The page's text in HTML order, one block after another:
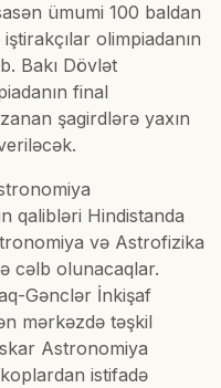
ümumi 100 baldan
olimpiadanın
Bakı Dövlət
final
şagirdlərə yaxın
qalibləri Hindistanda
və Astrofizika
cəlb olunacaqlar.
Gənclər İnkişaf
mərkəzdə təşkil
Astronomiya
istifadə